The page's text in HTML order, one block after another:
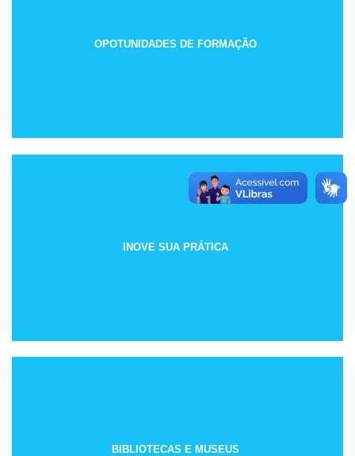
OPOTUNIDADES DE FORMAÇÃO
INOVE SUA PRÁTICA
BIBLIOTECAS E MUSEUS